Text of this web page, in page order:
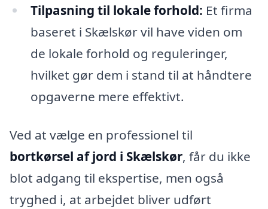
Tilpasning til lokale forhold: Et firma
baseret i Skælskør vil have viden om
de lokale forhold og reguleringer,
hvilket gør dem i stand til at håndtere
opgaverne mere effektivt.
Ved at vælge en professionel til
bortkørsel af jord i Skælskør, får du ikke
blot adgang til ekspertise, men også
tryghed i, at arbejdet bliver udført